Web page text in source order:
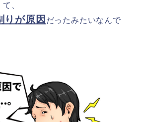
、
りが原因 だったみたいなんで